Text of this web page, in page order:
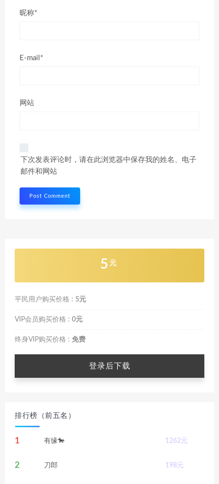
昵称*
E-mail*
网站
下次发表评论时，请在此浏览器中保存我的姓名、电子
邮件和网站
5 元
平民用户购买价格 : 5元
VIP会员购买价格 : 0元
终身VIP购买价格 : 免费
登录后下载
排行榜（前五名）
1 有缘🐎 1262元
2 刀郎 198元